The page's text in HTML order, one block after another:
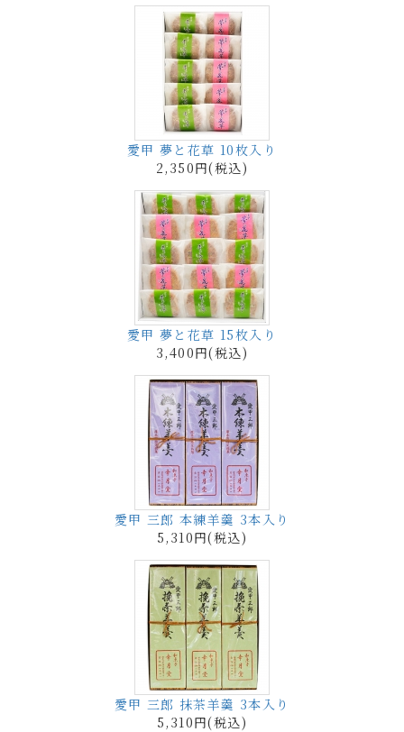
愛甲 夢と花草 10枚入り
2,350円(税込)
愛甲 夢と花草 15枚入り
3,400円(税込)
愛甲 三郎 本練羊羹 3本入り
5,310円(税込)
愛甲 三郎 抹茶羊羹 3本入り
5,310円(税込)